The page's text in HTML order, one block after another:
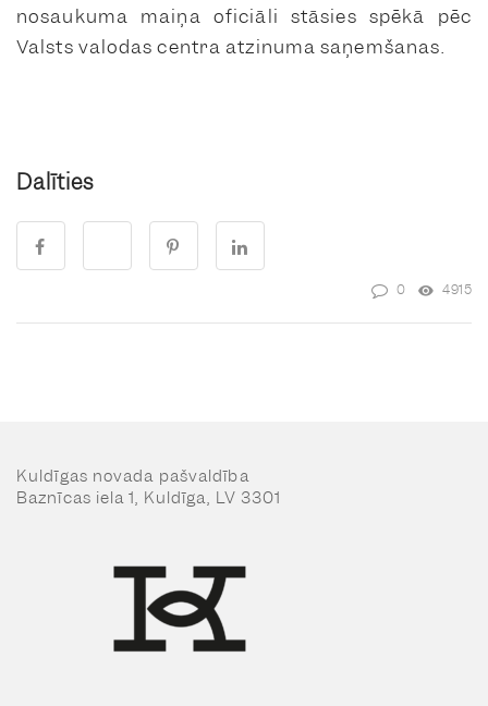
nosaukuma maiņa oficiāli stāsies spēkā pēc
Valsts valodas centra atzinuma saņemšanas.
Dalīties
0 4915
Kuldīgas novada pašvaldība
Baznīcas iela 1, Kuldīga, LV 3301